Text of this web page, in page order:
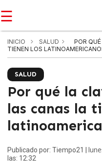
☰
INICIO SALUD
POR
TIENEN LOS
SALUD
Por qué la
las canas la
Publicado por: Tiempo21 |
las: 12:32